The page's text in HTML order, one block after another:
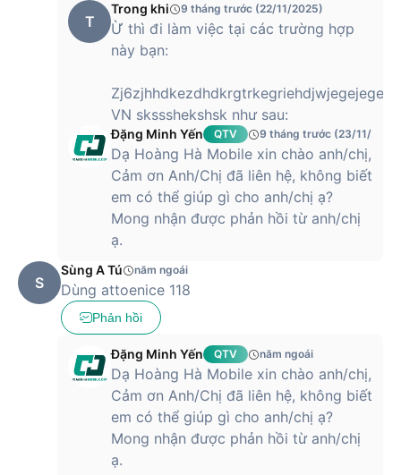
T
Trong khi 9 tháng trước (22/11/2025)
Ừ thì đi làm việc tại các trường hợp
này bạn:
VN skssshekshsk như sau:
Đặng Minh Yến QTV 9 tháng trước (23/11/
Dạ Hoàng Hà Mobile xin chào anh/chị,
Cảm ơn Anh/Chị đã liên hệ, không biết
em có thể giúp gì cho anh/chị ạ?
Mong nhận được phản hồi từ anh/chị
ạ.
S
Sùng A Tú năm ngoái
Dùng attoenice 118
Phản hồi
Đặng Minh Yến QTV năm ngoái
Dạ Hoàng Hà Mobile xin chào anh/chị,
Cảm ơn Anh/Chị đã liên hệ, không biết
em có thể giúp gì cho anh/chị ạ?
Mong nhận được phản hồi từ anh/chị
ạ.